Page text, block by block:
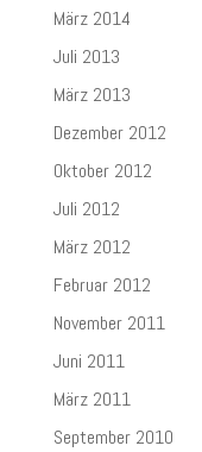
März 2014
Juli 2013
März 2013
Dezember 2012
Oktober 2012
Juli 2012
März 2012
Februar 2012
November 2011
Juni 2011
März 2011
September 2010